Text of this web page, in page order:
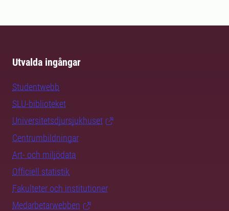
Utvalda ingångar
Studentwebb
SLU-biblioteket
Universitetsdjursjukhuset
Centrumbildningar
Art- och miljödata
Officiell statistik
Fakulteter och institutioner
Medarbetarwebben